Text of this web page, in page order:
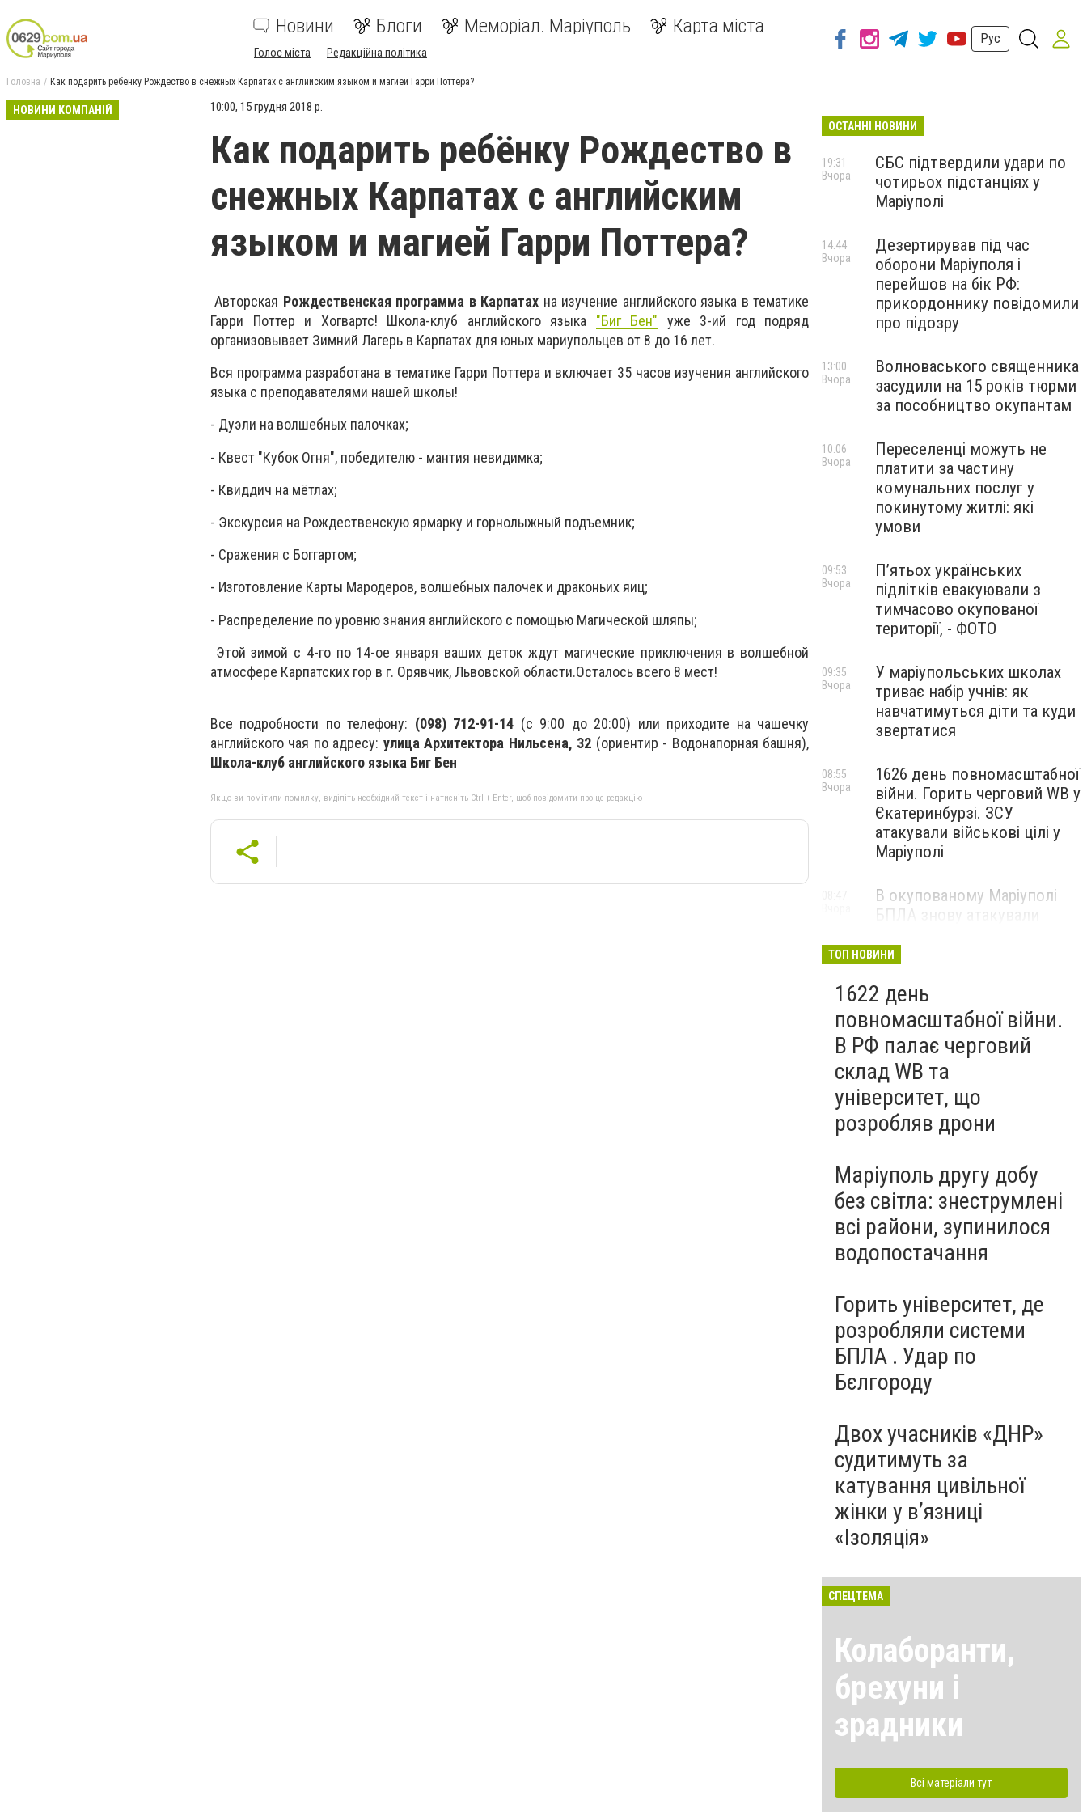
Новини Блоги Меморіал. Маріуполь Карта міста
Голос міста Редакційна політика
Рус
Головна Как подарить ребёнку Рождество в снежных Карпатах с английским языком и магией Гарри Поттера?
НОВИНИ КОМПАНІЙ 10:00, 15 грудня 2018 р.
Как подарить ребёнку Рождество в
снежных Карпатах с английским
языком и магией Гарри Поттера?
Авторская Рождественская программа в Карпатах на изучение английского языка в тематике
Гарри Поттер и Хогвартс! Школа-клуб английского языка "Биг Бен" уже 3-ий год подряд
организовывает Зимний Лагерь в Карпатах для юных мариупольцев от 8 до 16 лет.
Вся программа разработана в тематике Гарри Поттера и включает 35 часов изучения английского
языка с преподавателями нашей школы!
- Дуэли на волшебных палочках;
- Квест "Кубок Огня", победителю - мантия невидимка;
- Квиддич на мётлах;
- Экскурсия на Рождественскую ярмарку и горнолыжный подъемник;
- Сражения с Боггартом;
- Изготовление Карты Мародеров, волшебных палочек и драконьих яиц;
- Распределение по уровню знания английского с помощью Магической шляпы;
Этой зимой с 4-го по 14-ое января ваших деток ждут магические приключения в волшебной
атмосфере Карпатских гор в г. Орявчик, Львовской области.Осталось всего 8 мест!
Все подробности по телефону: (098) 712-91-14 (с 9:00 до 20:00) или приходите на чашечку
английского чая по адресу: улица Архитектора Нильсена, 32 (ориентир - Водонапорная башня),
Школа-клуб английского языка Биг Бен
Якщо ви помітили помилку, виділіть необхідний текст і натисніть Ctrl + Enter, щоб повідомити про це редакцію
ОСТАННІ НОВИНИ
СБС підтвердили удари по
чотирьох підстанціях у
Маріуполі
19:31
Вчора
Дезертирував під час
оборони Маріуполя і
перейшов на бік РФ:
прикордоннику повідомили
про підозру
14:44
Вчора
Волноваського священника
засудили на 15 років тюрми
за пособництво окупантам
13:00
Вчора
Переселенці можуть не
платити за частину
комунальних послуг у
покинутому житлі: які
умови
10:06
Вчора
П’ятьох українських
підлітків евакуювали з
тимчасово окупованої
території, - ФОТО
09:53
Вчора
У маріупольських школах
триває набір учнів: як
навчатимуться діти та куди
звертатися
09:35
Вчора
1626 день повномасштабної
війни. Горить черговий WB у
Єкатеринбурзі. ЗСУ
атакували військові цілі у
Маріуполі
08:55
Вчора
В окупованому Маріуполі
БПЛА знову атакували
— ВІДЕО
ТОП НОВИНИ
1622 день
повномасштабної війни.
В РФ палає черговий
склад WB та
університет, що
розробляв дрони
Маріуполь другу добу
без світла: знеструмлені
всі райони, зупинилося
водопостачання
Горить університет, де
розробляли системи
БПЛА . Удар по
Бєлгороду
Двох учасників «ДНР»
судитимуть за
катування цивільної
жінки у в’язниці
«Ізоляція»
СПЕЦТЕМА
Колаборанти,
брехуни і
зрадники
Всі матеріали тут